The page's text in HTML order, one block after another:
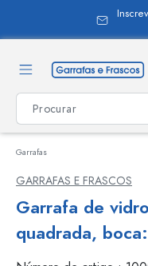
Garrafas
GARRAFAS E FRASCOS
Garrafa de
quadrada,